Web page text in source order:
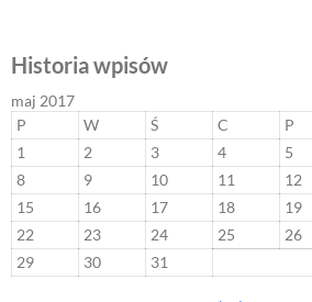
Historia wpisów
maj 2017
P
W Ś C P
1
2 3 4 5
8
9 10 11 12
15
16 17 18 19
22
23 24 25 26
29
30 31